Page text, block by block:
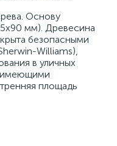
Основу
мм). Древесина
безопасными
Williams),
в уличных
имеющими
площадь